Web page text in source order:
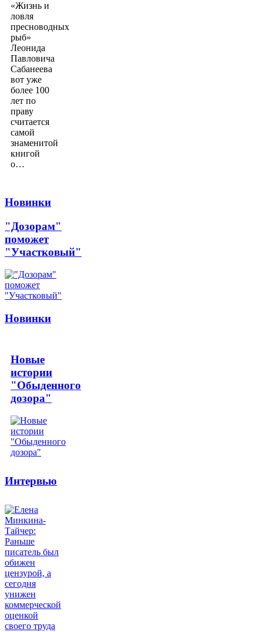
«Жизнь и
ловля
пресноводных
рыб»
Леонида
Павловича
Сабанеева
вот уже
более 100
лет по
праву
считается
самой
знаменитой
книгой
о…
Новинки
"Дозорам"
поможет
"Участковый"
Новинки
Новые
истории
"Обыденного
дозора"
Интервью